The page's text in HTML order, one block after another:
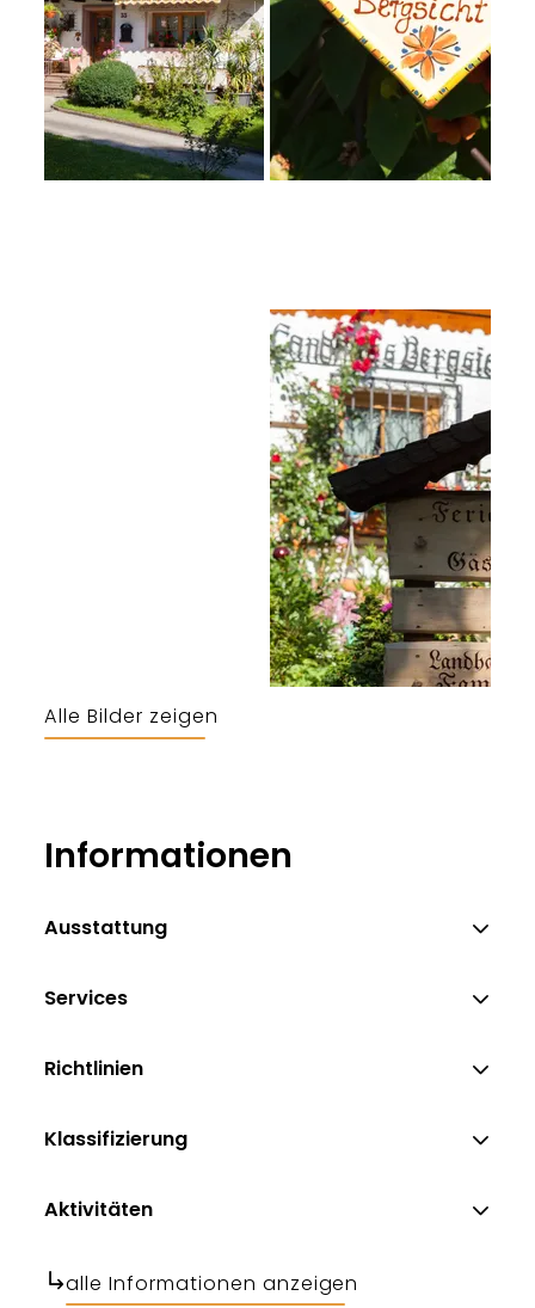
Alle Bilder zeigen
Informationen
Ausstattung
Services
Richtlinien
Klassifizierung
Aktivitäten
alle Informationen anzeigen